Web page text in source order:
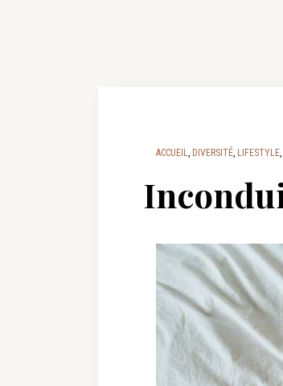
ACCUEIL, DIVERSITÉ, LIFESTYLE,